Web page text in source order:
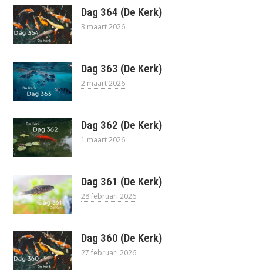
Dag 364 (De Kerk)
3 maart 2026
Dag 363 (De Kerk)
2 maart 2026
Dag 362 (De Kerk)
1 maart 2026
Dag 361 (De Kerk)
28 februari 2026
Dag 360 (De Kerk)
27 februari 2026